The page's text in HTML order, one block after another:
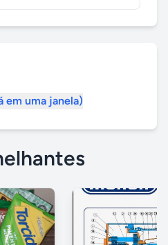
em uma janela)